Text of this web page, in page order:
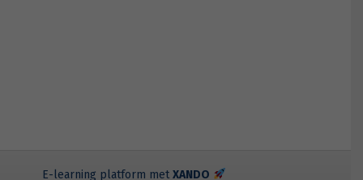
E-learning platform met XANDO